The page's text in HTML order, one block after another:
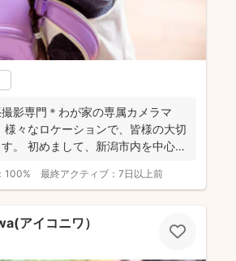
撮影専門＊わが家の専属カメラマ
様々なロケーションで、皆様の大切
。 初めまして、新潟市内を中心に
100% 最終アクティブ： 7日以上前
アイコニワ）